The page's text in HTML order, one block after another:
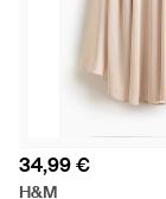
34,99 €
H&M